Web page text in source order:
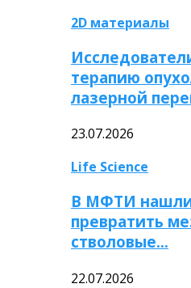
2D материалы
терапию
лазерной
23.07.2026
Life Science
В МФТИ нашли
превратить
стволовые…
22.07.2026